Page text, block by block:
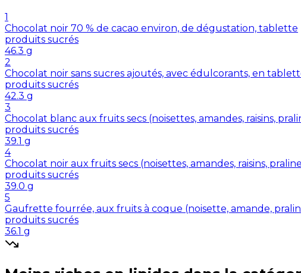
1
Chocolat noir 70 % de cacao environ, de dégustation, tablette
produits sucrés
46.3 g
2
Chocolat noir sans sucres ajoutés, avec édulcorants, en
produits sucrés
42.3 g
3
Chocolat blanc aux fruits secs (noisettes, amandes, raisins,
produits sucrés
39.1 g
4
Chocolat noir aux fruits secs (noisettes, amandes, raisins,
produits sucrés
39.0 g
5
Gaufrette fourrée, aux fruits à coque (noisette, amande,
produits sucrés
36.1 g